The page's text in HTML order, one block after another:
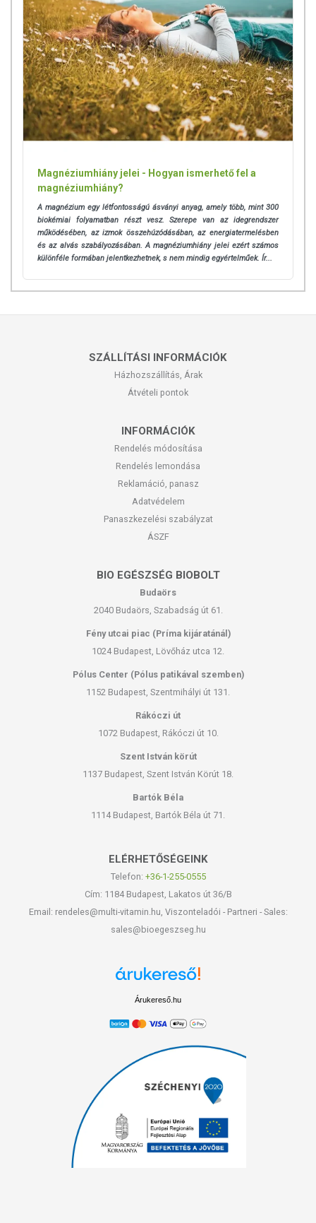
hogy ennek ellenére a webshopon szereplő adatok (beleértve a
termékfotókat, tápérték-, összetétel-, és allergén információkat is) csak
tájékoztató jellegűek, a tényleges értékek eltérhetnek az élelmiszerek
természetéből adódóan. A friss, aktuális információkat a termékek
csomagolásán találják meg.
Az étrend-kiegészítők az érvényben levő európai uniós szabályozás
szerint élelmiszereknek minősülnek, amelyek a hagyományos étrend
kiegészítését szolgálják, és koncentrált formában tartalmaznak
megjelenítésük, és reklámozásuk során nem engedélyezett a
készítményeknek betegséget megelőző vagy gyógyító
hatást tulajdonítani.
A termék nem helyettesíti a kiegyensúlyozott, vegyes étrendet és az
egészséges életmódot!
A termék nem gyógyít betegségeket! A termék nem az orvosi kezelés
helyettesítésére alkalmas! Betegség esetén használatát beszélje meg
kezelőorvosával. Az ajánlott napi fogyasztási mennyiséget ne lépje túl!
Magnéziumhiány jelei - Hogyan ismerhető fel a
magnéziumhiány?
A magnézium egy létfontosságú ásványi anyag, amely több, mint 300
biokémiai folyamatban részt vesz. Szerepe van az idegrendszer
működésében, az izmok összehúzódásában, az energiatermelésben
és az alvás szabályozásában. A magnéziumhiány jelei ezért számos
különféle formában jelentkezhetnek, s nem mindig egyértelműek. Ír...
SZÁLLÍTÁSI INFORMÁCIÓK
Házhozszállítás, Árak
Átvételi pontok
INFORMÁCIÓK
Rendelés módosítása
Rendelés lemondása
Reklamáció, panasz
Adatvédelem
Panaszkezelési szabályzat
ÁSZF
BIO EGÉSZSÉG BIOBOLT
Budaörs
2040 Budaörs, Szabadság út 61.
Fény utcai piac (Príma kijáratánál)
1024 Budapest, Lövőház utca 12.
Pólus Center (Pólus patikával szemben)
1152 Budapest, Szentmihályi út 131.
Rákóczi út
1072 Budapest, Rákóczi út 10.
Szent István körút
1137 Budapest, Szent István Körút 18.
Bartók Béla
1114 Budapest, Bartók Béla út 71.
ELÉRHETŐSÉGEINK
Telefon: +36-1-255-0555
Cím: 1184 Budapest, Lakatos út 36/B
Email: rendeles@multi-vitamin.hu, Viszonteladói - Partneri - Sales:
sales@bioegeszseg.hu
Árukereső.hu